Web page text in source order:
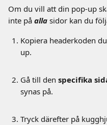
Om du vill att din pop-up
inte på alla sidor kan du
Kopiera headerkoden
up.
Gå till den specifika
synas på.
Tryck därefter på